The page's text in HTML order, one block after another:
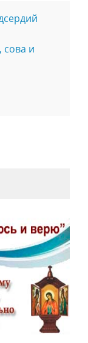
сова и